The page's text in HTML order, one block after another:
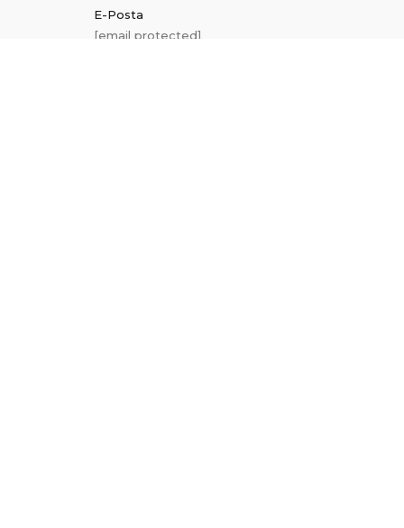
E-Posta
[email protected]